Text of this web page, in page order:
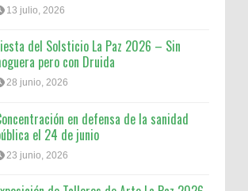
13 julio, 2026
del Solsticio La Paz 2026 – Sin
pero con Druida
28 junio, 2026
en defensa de la sanidad
el 24 de junio
23 junio, 2026